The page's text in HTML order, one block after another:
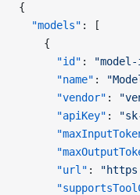
{
  "models"
: [
    {
      "id"
:
      "name"
:
      "vendor"
:
      "apiKey"
:
      "url"
: